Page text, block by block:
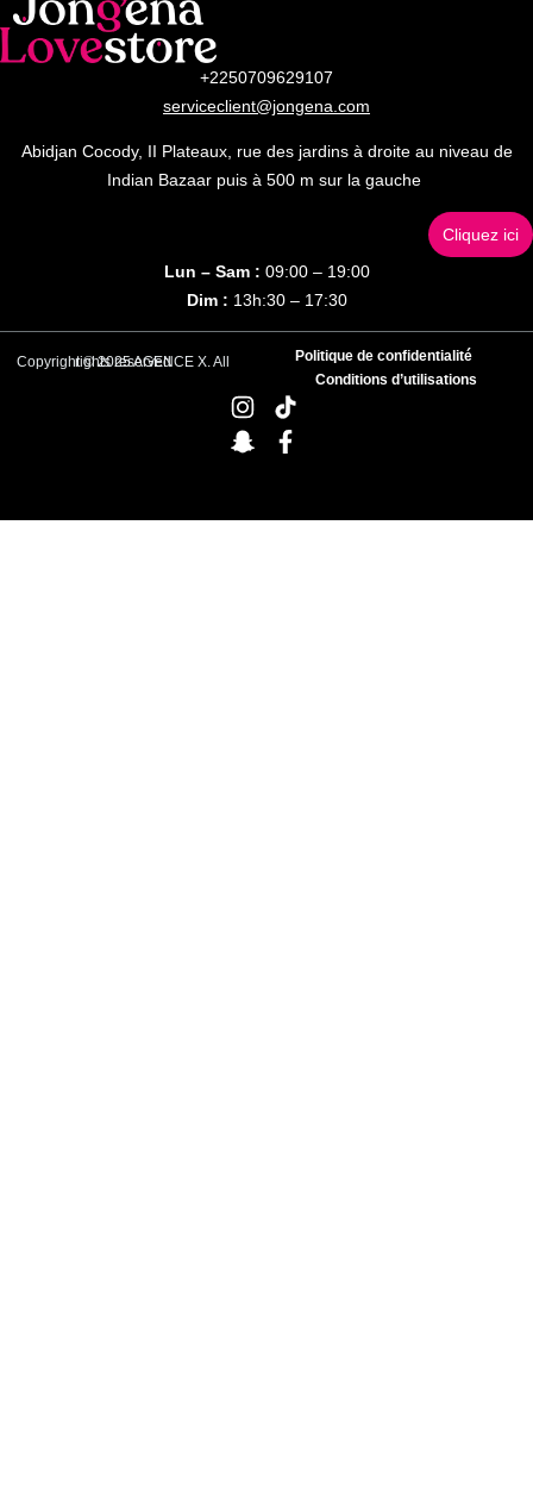
+2250709629107
serviceclient@jongena.com
Abidjan Cocody, II Plateaux, rue des jardins à droite au niveau de
Indian Bazaar puis à 500 m sur la gauche
Cliquez ici
Lun – Sam : 09:00 – 19:00
Dim : 13h:30 – 17:30
Copyright © 2025 AGENCE X. All rights reserved
Politique de confidentialité
Conditions d’utilisations